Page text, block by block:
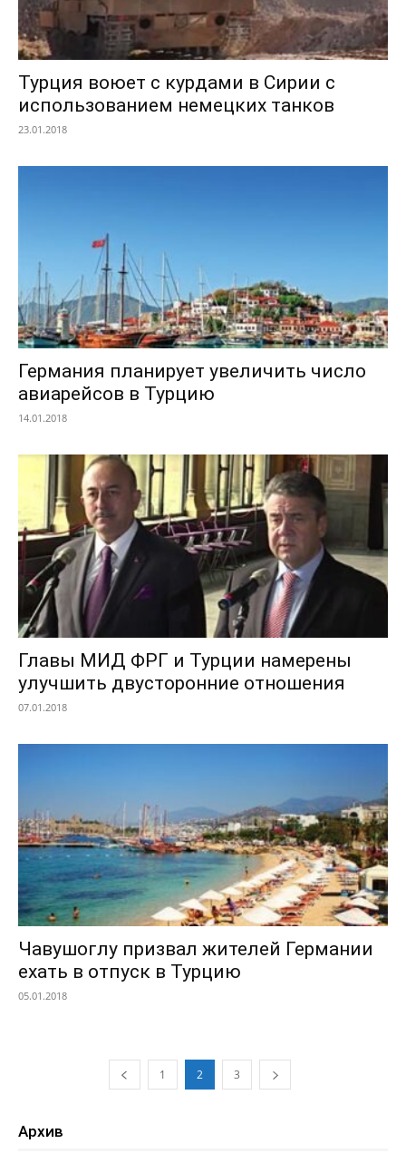
Турция воюет с курдами в Сирии с
использованием немецких танков
23.01.2018
Германия планирует увеличить число
авиарейсов в Турцию
14.01.2018
Главы МИД ФРГ и Турции намерены
улучшить двусторонние отношения
07.01.2018
Чавушоглу призвал жителей Германии
ехать в отпуск в Турцию
05.01.2018
1 2 3
Архив